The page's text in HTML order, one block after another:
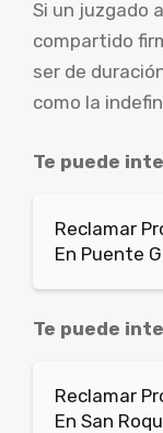
Si un juzgado
compartido
ser de
como la
Te puede
Reclamar
En Puente
Te puede
Reclamar
En San